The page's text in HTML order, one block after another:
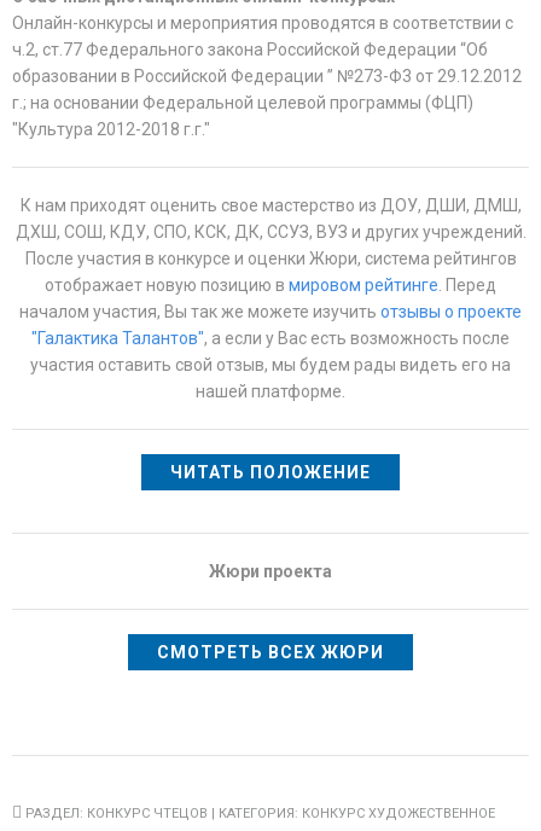
Онлайн-конкурсы и мероприятия проводятся в соответствии с
ч.2, ст.77 Федерального закона Российской Федерации “Об
образовании в Российской Федерации ” №273-Ф3 от 29.12.2012
г.; на основании Федеральной целевой программы (ФЦП)
"Культура 2012-2018 г.г."
К нам приходят оценить свое мастерство из ДОУ, ДШИ, ДМШ,
ДХШ, СОШ, КДУ, СПО, КСК, ДК, ССУЗ, ВУЗ и других учреждений.
После участия в конкурсе и оценки Жюри, система рейтингов
отображает новую позицию в мировом рейтинге. Перед
началом участия, Вы так же можете изучить отзывы о проекте
"Галактика Талантов", а если у Вас есть возможность после
участия оставить свой отзыв, мы будем рады видеть его на
нашей платформе.
ЧИТАТЬ ПОЛОЖЕНИЕ
Жюри проекта
СМОТРЕТЬ ВСЕХ ЖЮРИ
РАЗДЕЛ: КОНКУРС ЧТЕЦОВ | КАТЕГОРИЯ: КОНКУРС ХУДОЖЕСТВЕННОЕ